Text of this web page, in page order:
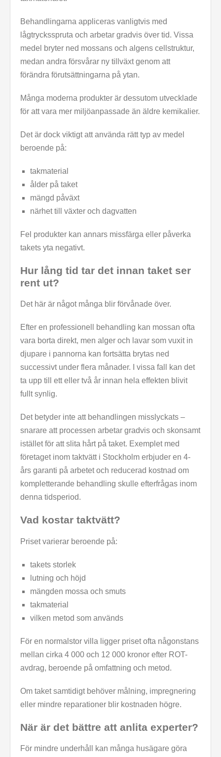
Behandlingarna appliceras vanligtvis med
lågtrycksspruta och arbetar gradvis över tid. Vissa
medel bryter ned mossans och algens cellstruktur,
medan andra försvårar ny tillväxt genom att
förändra förutsättningarna på ytan.
Många moderna produkter är dessutom utvecklade
för att vara mer miljöanpassade än äldre kemikalier.
Det är dock viktigt att använda rätt typ av medel
beroende på:
takmaterial
ålder på taket
mängd påväxt
närhet till växter och dagvatten
Fel produkter kan annars missfärga eller påverka
takets yta negativt.
Hur lång tid tar det innan taket ser
rent ut?
Det här är något många blir förvånade över.
Efter en professionell behandling kan mossan ofta
vara borta direkt, men alger och lavar som vuxit in
djupare i pannorna kan fortsätta brytas ned
successivt under flera månader. I vissa fall kan det
ta upp till ett eller två år innan hela effekten blivit
fullt synlig.
Det betyder inte att behandlingen misslyckats –
snarare att processen arbetar gradvis och skonsamt
istället för att slita hårt på taket. Exemplet med
företaget inom taktvätt i Stockholm erbjuder en 4-
års garanti på arbetet och reducerad kostnad om
kompletterande behandling skulle efterfrågas inom
denna tidsperiod.
Vad kostar taktvätt?
Priset varierar beroende på:
takets storlek
lutning och höjd
mängden mossa och smuts
takmaterial
vilken metod som används
För en normalstor villa ligger priset ofta någonstans
mellan cirka 4 000 och 12 000 kronor efter ROT-
avdrag, beroende på omfattning och metod.
Om taket samtidigt behöver målning, impregnering
eller mindre reparationer blir kostnaden högre.
När är det bättre att anlita experter?
För mindre underhåll kan många husägare göra